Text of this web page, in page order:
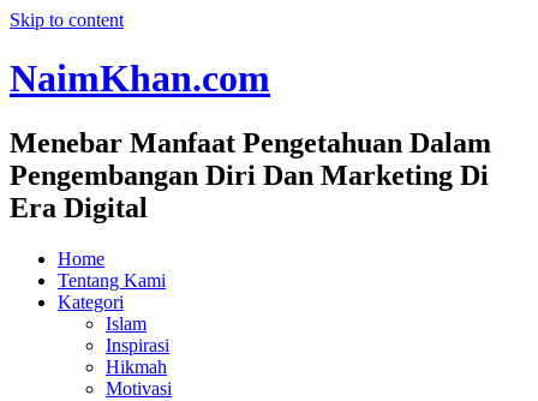
Skip to content
NaimKhan.com
Menebar Manfaat Pengetahuan Dalam
Pengembangan Diri Dan Marketing Di
Era Digital
Home
Tentang Kami
Kategori
Islam
Inspirasi
Hikmah
Motivasi